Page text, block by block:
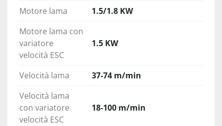
pattini guidalama con inserti in metallo duro e
cuscinetti supplementari per un migliore
allineamento.
Taglio autonomo
BS 350 GH taglia da 0° a 45° a destra e da 0° a
60° a sinistra con discesa verticale e taglio
autonomo con velocità di discesa regolabile ed
arresto tramite microinterruttore a fine taglio.
Motore lama
1.5/1.8 KW
Motore lama con
variatore
velocità ESC
1.5 KW
Velocità lama
37-74 m/min
Velocità lama
con variatore
velocità ESC
18-100 m/min